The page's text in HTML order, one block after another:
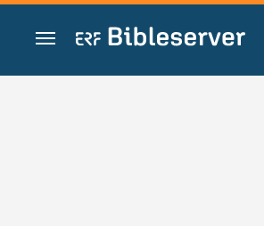
Zum Inhalt springen